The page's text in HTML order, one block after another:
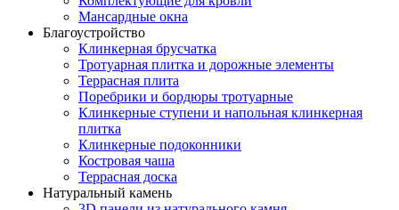
Мансардные окна
Благоустройство
Клинкерная брусчатка
Тротуарная плитка и дорожные элементы
Террасная плита
Поребрики и бордюры тротуарные
Клинкерные ступени и напольная клинкерная
плитка
Клинкерные подоконники
Костровая чаша
Террасная доска
Натуральный камень